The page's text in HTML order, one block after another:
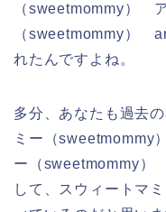
（sweetmommy）
（sweetmommy）
れたんですよね。
多分、あなたも過去
ミー（sweetmommy
ー（sweetmommy）
して、スウィートマ